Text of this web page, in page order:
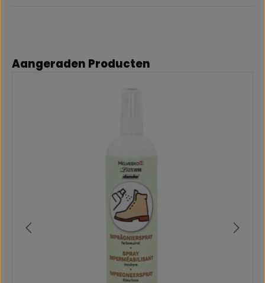
Productgalerij overslaan
Aangeraden Producten